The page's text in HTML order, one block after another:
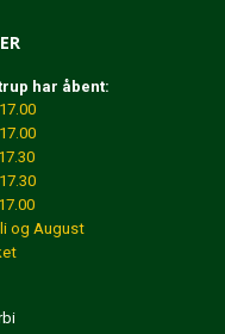
har åbent:
og August